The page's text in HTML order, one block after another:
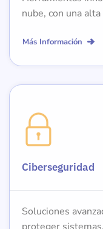
nube, con una
Más Información
Ciberseguridad
Soluciones